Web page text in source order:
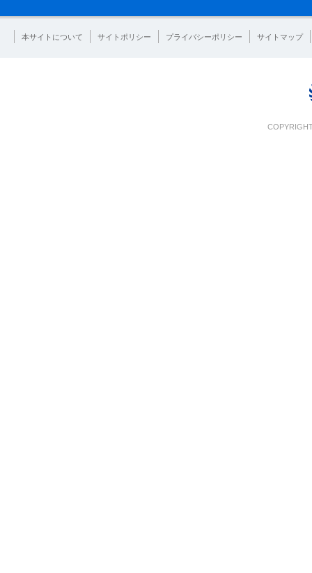
本サイトについて サイトポリシー プライバシーポリシー サイトマップ